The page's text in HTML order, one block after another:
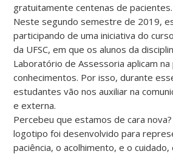
gratuitamente centenas de pacientes.
Neste segundo semestre de 2019,
participando de uma iniciativa do
da UFSC, em que os alunos da
Laboratório de Assessoria aplicam
conhecimentos. Por isso, durante
estudantes vão nos auxiliar na
e externa.
Percebeu que estamos de cara
logotipo foi desenvolvido para
paciência, o acolhimento, e o